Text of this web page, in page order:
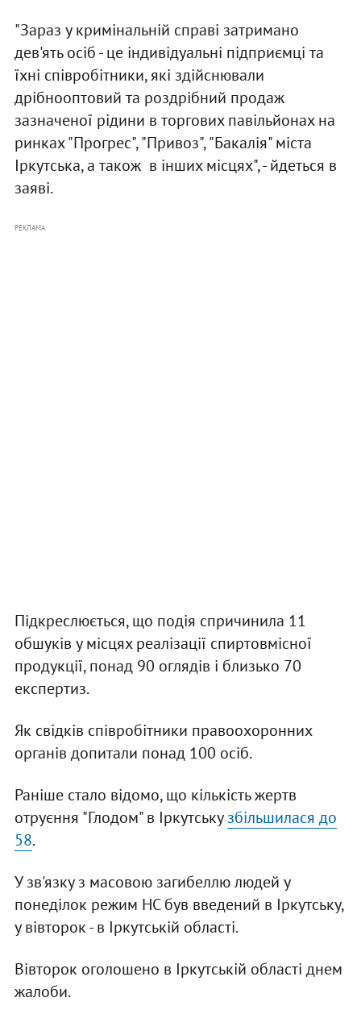
"Зараз у кримінальній справі затримано
дев'ять осіб - це індивідуальні підприємці та
їхні співробітники, які здійснювали
дрібнооптовий та роздрібний продаж
зазначеної рідини в торгових павільйонах на
ринках "Прогрес", "Привоз", "Бакалія" міста
Іркутська, а також в інших місцях", - йдеться в
заяві.
РЕКЛАМА
Підкреслюється, що подія спричинила 11
обшуків у місцях реалізації спиртовмісної
продукції, понад 90 оглядів і близько 70
експертиз.
Як свідків співробітники правоохоронних
органів допитали понад 100 осіб.
Раніше стало відомо, що кількість жертв
отруєння "Глодом" в Іркутськузбільшилася до
58.
У зв'язку з масовою загибеллю людей у
понеділок режим НС був введений в Іркутську,
у вівторок - в Іркутській області.
Вівторок оголошено в Іркутській області днем
жалоби.